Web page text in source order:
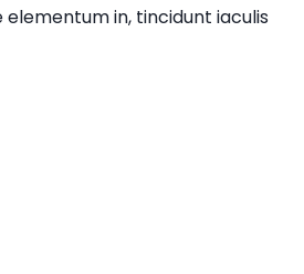
in, tincidunt iaculis